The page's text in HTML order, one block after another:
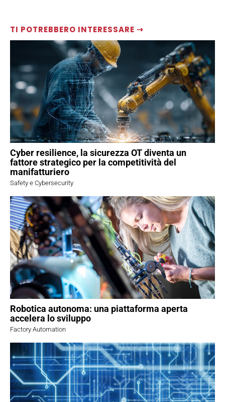
TI POTREBBERO INTERESSARE ⇢
Cyber resilience, la sicurezza OT diventa un
fattore strategico per la competitività del
manifatturiero
Safety e Cybersecurity
Robotica autonoma: una piattaforma aperta
accelera lo sviluppo
Factory Automation